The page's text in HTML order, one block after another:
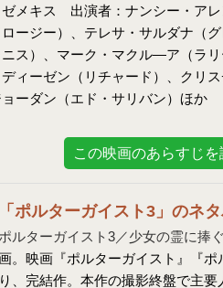
メキス 出演者：ナンシー・ア
ージー）、テレサ・サルダナ（
ス）、マーク・マクル―ア（ラ
ィーゼン（リチャード）、クリ
ーダン（エド・サリバン）ほか
この映画のあらすじを
「ポルターガイスト3」のネ
ポルターガイスト3／少女の霊に捧
。映画『ポルターガイスト』『
り、完結作。本作の撮影終盤で主